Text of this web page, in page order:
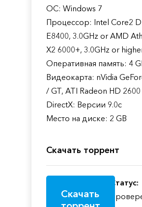
ОС: Windows 7
Процессор: Intel Core2
E8400, 3.0GHz or AMD
X2 6000+, 3.0GHz or
Оперативная память: 4
Видеокарта: nVidia
/ GT, ATI Radeon HD 2600
DirectX: Версии 9.0c
Место на диске: 2 GB
Скачать торрент
Скачать
Статус: